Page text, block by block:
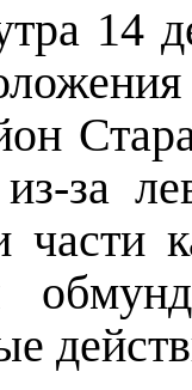
из-за
части